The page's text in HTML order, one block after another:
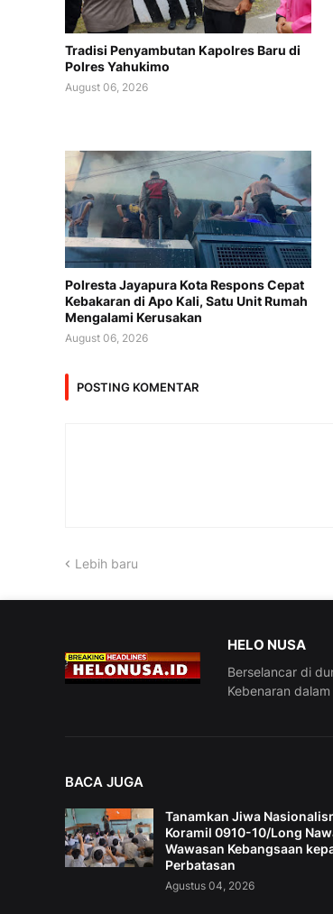
Tradisi Penyambutan Kapolres Baru di
Polres Yahukimo
August 06, 2026
Polresta Jayapura Kota Respons Cepat
Kebakaran di Apo Kali, Satu Unit Rumah
Mengalami Kerusakan
August 06, 2026
POSTING KOMENTAR
Lebih baru
HELO NUSA
Berselancar di
Kebenaran
BACA JUGA
Tanamkan Jiwa
Koramil 0910-10/Long
Wawasan Kebangsaan
Perbatasan
Agustus 04, 2026